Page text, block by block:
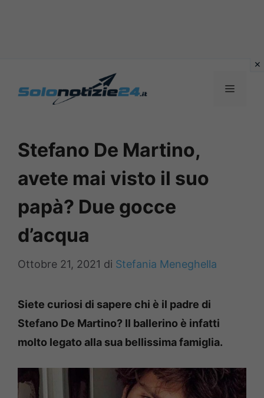
MENU
Stefano De Martino,
avete mai visto il suo
papà? Due gocce
d’acqua
Ottobre 21, 2021 di Stefania Meneghella
Siete curiosi di sapere chi è il padre di
Stefano De Martino? Il ballerino è infatti
molto legato alla sua bellissima famiglia.